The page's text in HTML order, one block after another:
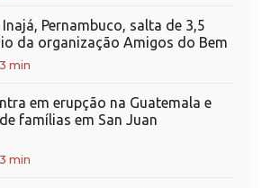
Pernambuco, salta de 3,5
da organização Amigos do Bem
3 min
em erupção na Guatemala e
famílias em San Juan
3 min